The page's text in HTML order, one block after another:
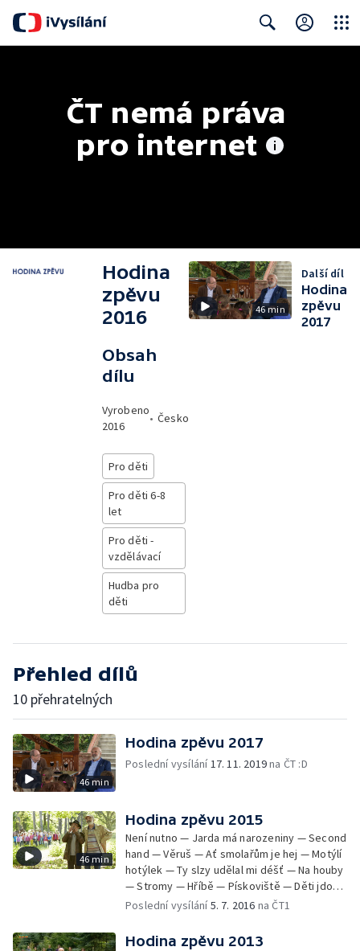
ČT nemá práva
pro internet
Hodina
zpěvu
2016
Obsah
dílu
Vyrobeno
2016
• Česko
Pro děti
Pro děti 6-8
let
Pro děti -
vzdělávací
Hudba pro
děti
46 min
Další díl
Hodina
zpěvu
2017
Přehled dílů
10 přehratelných
46 min
Hodina zpěvu 2017
Poslední vysílání17. 11. 2019na ČT :D
46 min
Hodina zpěvu 2015
Není nutno — Jarda má narozeniny — Second
hand — Věruš — Ať smolařům je hej — Motýlí
hotýlek — Ty slzy udělal mi déšť — Na houby
— Stromy — Hříbě — Pískoviště — Děti jdou
ze školy domů
Poslední vysílání5. 7. 2016 na ČT1
Hodina zpěvu 2013